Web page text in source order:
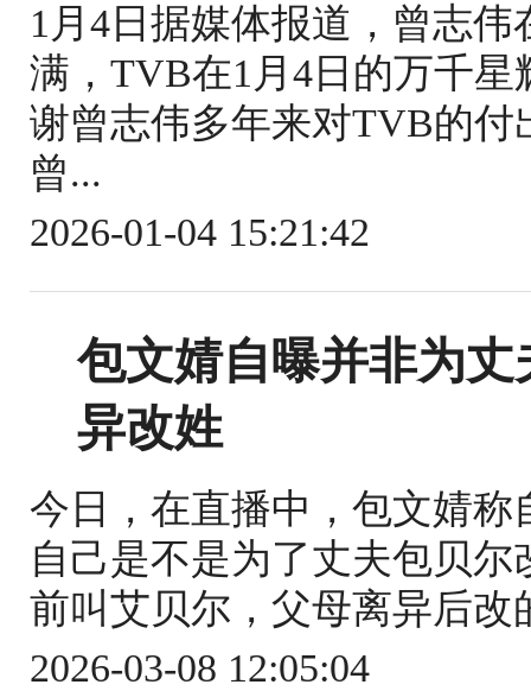
1月4日据媒体报道，曾志
满，TVB在1月4日的万千星
谢曾志伟多年来对TVB的
曾...
2026-01-04 15:21:42
包文婧自曝并非为
异改姓
今日，在直播中，包文婧
自己是不是为了丈夫包贝
前叫艾贝尔，父母离异后
2026-03-08 12:05:04